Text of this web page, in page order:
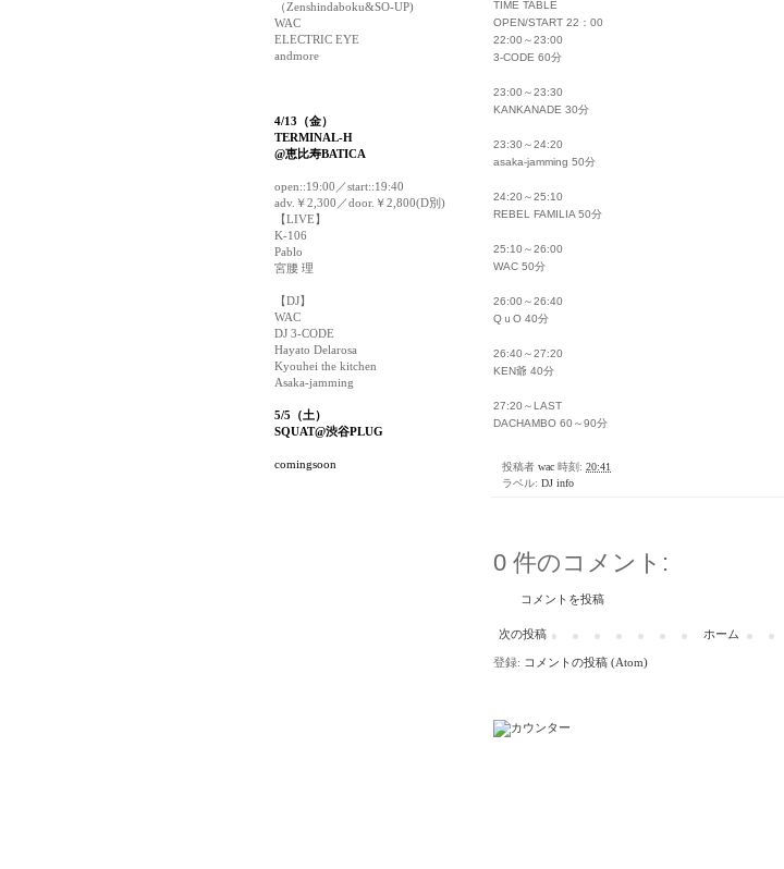
TIME TABLE
OPEN/START 22：00
22:00～23:00
3-CODE 60分
23:00～23:30
KANKANADE 30分
23:30～24:20
asaka-jamming 50分
24:20～25:10
REBEL FAMILIA 50分
25:10～26:00
WAC 50分
26:00～26:40
QｕO 40分
26:40～27:20
KEN爺 40分
27:20～LAST
DACHAMBO 60～90分
投稿者 wac 時刻: 20:41
ラベル: DJ info
0 件のコメント:
コメントを投稿
次の投稿 ホーム
登録: コメントの投稿 (Atom)
（Zenshindaboku&SO-UP)
WAC
ELECTRIC EYE
andmore
4/13（金）
TERMINAL-H
@恵比寿BATICA
open::19:00／start::19:40
adv.￥2,300／door.￥2,800(D別)
【LIVE】
K-106
Pablo
宮腰 理
【DJ】
WAC
DJ 3-CODE
Hayato Delarosa
Kyouhei the kitchen
Asaka-jamming
5/5（土）
SQUAT@渋谷PLUG
comingsoon